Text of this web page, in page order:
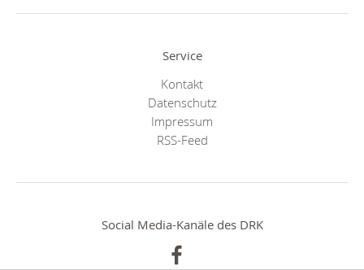
Service
Kontakt
Datenschutz
Impressum
RSS-Feed
Social Media-Kanäle des DRK